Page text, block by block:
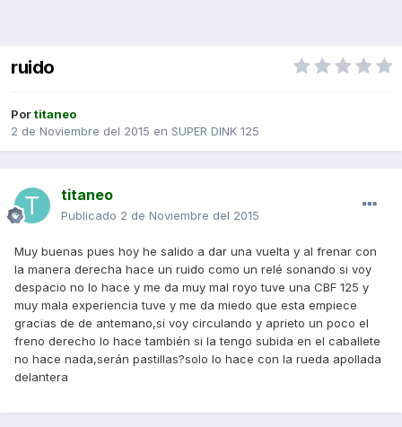
ruido
Portitaneo
2 de Noviembre del 2015 en SUPER DINK 125
titaneo
Publicado 2 de Noviembre del 2015
Muy buenas pues hoy he salido a dar una vuelta y al frenar con
la manera derecha hace un ruido como un relé sonando si voy
despacio no lo hace y me da muy mal royo tuve una CBF 125 y
muy mala experiencia tuve y me da miedo que esta empiece
gracias de de antemano,si voy circulando y aprieto un poco el
freno derecho lo hace también si la tengo subida en el caballete
no hace nada,serán pastillas?solo lo hace con la rueda apollada
delantera